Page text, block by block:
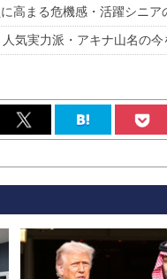
高まる危機感・活躍シニア
気実力派・アキナ山名の今